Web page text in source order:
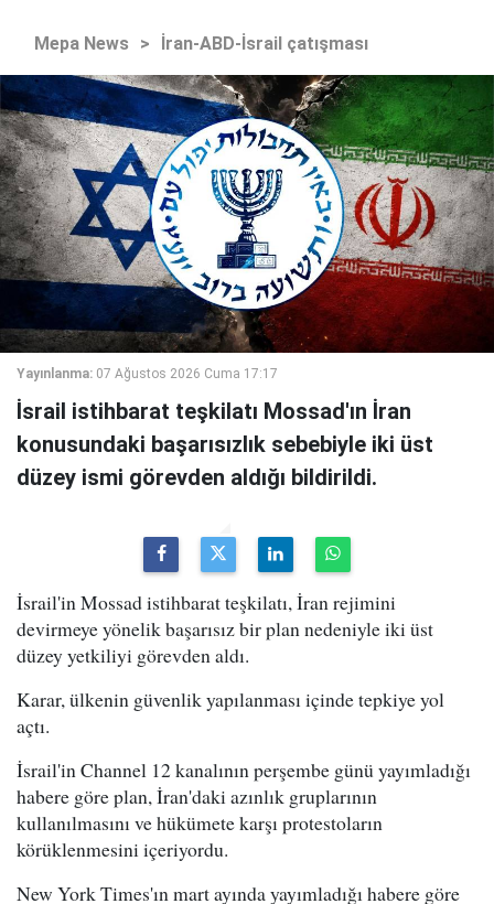
Mepa News > İran-ABD-İsrail çatışması
Yayınlanma: 07 Ağustos 2026 Cuma 17:17
İsrail istihbarat teşkilatı Mossad'ın İran
konusundaki başarısızlık sebebiyle iki üst
düzey ismi görevden aldığı bildirildi.
İsrail'in Mossad istihbarat teşkilatı, İran rejimini
devirmeye yönelik başarısız bir plan nedeniyle iki üst
düzey yetkiliyi görevden aldı.
Karar, ülkenin güvenlik yapılanması içinde tepkiye yol
açtı.
İsrail'in Channel 12 kanalının perşembe günü yayımladığı
habere göre plan, İran'daki azınlık gruplarının
kullanılmasını ve hükümete karşı protestoların
körüklenmesini içeriyordu.
New York Times'ın mart ayında yayımladığı habere göre